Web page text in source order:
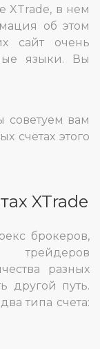
XTrade, в нем
об этом
сайт очень
языки. Вы
советуем вам
счетах этого
XTrade
брокеров,
разных
другой путь.
типа счета: